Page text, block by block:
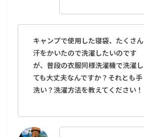
キャンプで使用した寝袋、たくさん
汗をかいたので洗濯したいのです
が、普段の衣服同様洗濯機で洗濯し
ても大丈夫なんですか？それとも手
洗い？洗濯方法を教えてください！